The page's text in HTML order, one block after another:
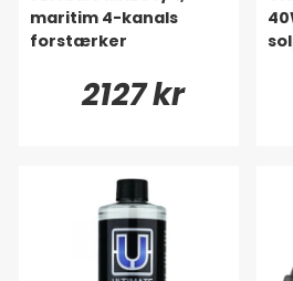
maritim 4-kanals
forstærker
2127 kr